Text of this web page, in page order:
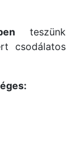
teszünk
csodálatos